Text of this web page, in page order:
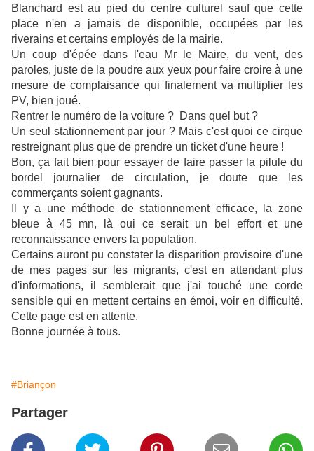
Blanchard est au pied du centre culturel sauf que cette
place n'en a jamais de disponible, occupées par les
riverains et certains employés de la mairie.
Un coup d'épée dans l'eau Mr le Maire, du vent, des
paroles, juste de la poudre aux yeux pour faire croire à une
mesure de complaisance qui finalement va multiplier les
PV, bien joué.
Rentrer le numéro de la voiture ? Dans quel but ?
Un seul stationnement par jour ? Mais c'est quoi ce cirque
restreignant plus que de prendre un ticket d'une heure !
Bon, ça fait bien pour essayer de faire passer la pilule du
bordel journalier de circulation, je doute que les
commerçants soient gagnants.
Il y a une méthode de stationnement efficace, la zone
bleue à 45 mn, là oui ce serait un bel effort et une
reconnaissance envers la population.
Certains auront pu constater la disparition provisoire d'une
de mes pages sur les migrants, c'est en attendant plus
d'informations, il semblerait que j'ai touché une corde
sensible qui en mettent certains en émoi, voir en difficulté.
Cette page est en attente.
Bonne journée à tous.
#Briançon
Partager